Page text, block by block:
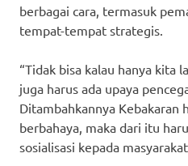
berbagai cara, termasuk
tempat-tempat strategis.
“Tidak bisa kalau hanya kita
juga harus ada upaya
Ditambahkannya Kebakaran
berbahaya, maka dari itu
sosialisasi kepada masyarakat.